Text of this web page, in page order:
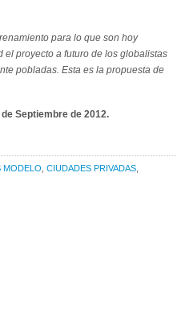
para lo que son hoy
el proyecto a futuro de los globalistas
pobladas. Esta es la propuesta de
Septiembre de 2012.
MODELO CIUDADES PRIVADAS